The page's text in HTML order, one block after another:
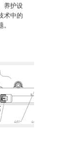
养护设
术中的